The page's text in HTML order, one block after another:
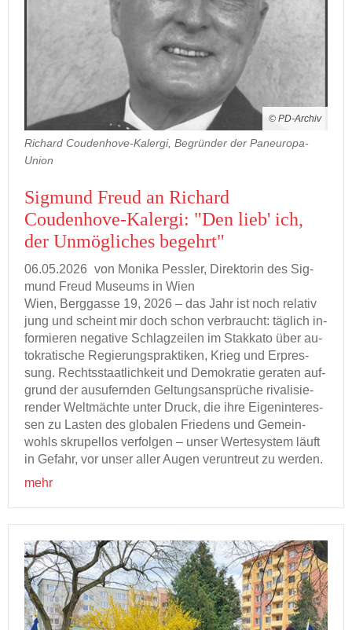
© PD-Archiv
Richard Coudenhove-Kalergi, Begründer der Paneuropa-
Union
Sig­mund Freud an Ri­chard
Coudenhove-​Kalergi: "Den lieb' ich,
der Un­mög­li­ches be­gehrt"
06.05.2026 von Mo­ni­ka Pess­ler, Di­rek­to­rin des Sig­
mund Freud Mu­se­ums in Wien
Wien, Berg­gas­se 19, 2026 – das Jahr ist noch re­la­tiv
jung und scheint mir doch schon ver­braucht: täg­lich in­
for­mie­ren ne­ga­ti­ve Schlag­zei­len im Stak­ka­to über au­
to­kra­ti­sche Re­gie­rungs­prak­ti­ken, Krieg und Er­pres­
sung. Rechts­staat­lich­keit und De­mo­kra­tie ge­ra­ten auf­
grund der aus­ufern­den Gel­tungs­an­sprü­che ri­va­li­sie­
ren­der Welt­mäch­te unter Druck, die ihre Ei­gen­in­ter­es­
sen zu Las­ten des glo­ba­len Frie­dens und Ge­mein­
wohls skru­pel­los ver­fol­gen – unser Wer­te­sys­tem läuft
in Ge­fahr, vor unser aller Augen ver­un­treut zu wer­den.
mehr